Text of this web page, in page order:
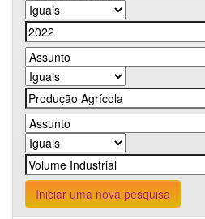
Iniciar uma nova pesquisa